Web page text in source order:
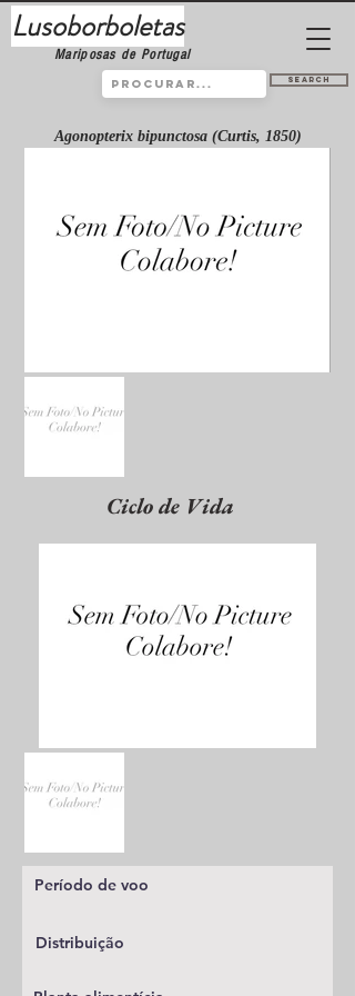
Lusoborboletas
Mariposas de Portugal
Search
Agonopterix bipunctosa (Curtis, 1850)
Ciclo de Vida
Período de voo
Distribuição